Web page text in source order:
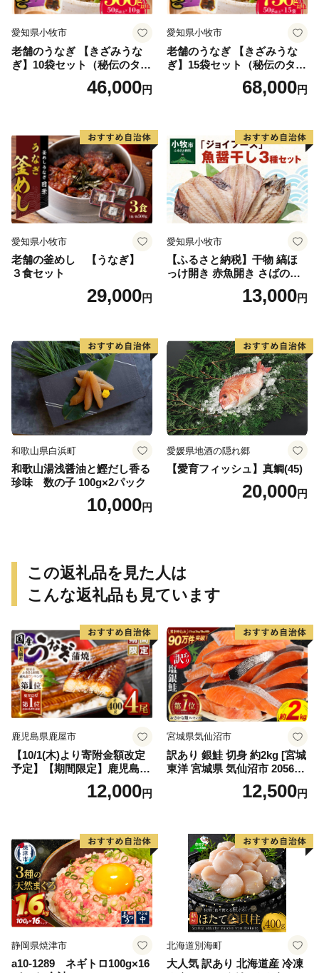
TEL：0563-65-2154
Mail：furusato@city.nishio.lg.jp
愛知県小牧市
老舗のうなぎ 【きざみうな
ぎ】10袋セット（秘伝のタレ
46,000円
愛知県小牧市
老舗のうなぎ 【きざみうな
ぎ】15袋セット（秘伝のタレ
68,000円
愛知県小牧市
老舗の釜めし 【うなぎ】
３食セット
29,000円
愛知県小牧市
【ふるさと納税】干物 縞ほ
っけ開き 赤魚開き さばの開
き 魚醤干し 3種 セット 詰め
合わせ 魚 おかず 肉厚 おいし
取り寄せグルメ 魚醤 ナンプ
ラー 愛知県 小牧市 冷凍 送料
無料
13,000円
和歌山県白浜町
和歌山湯浅醤油と鰹だし香る
珍味 数の子 100g×2パック
10,000円
愛媛県地酒の隠れ郷
【愛育フィッシュ】真鯛(45)
20,000円
この返礼品を見た人は
こんな返礼品も見ています
鹿児島県鹿屋市
【10/1(木)より寄附金額改定
予定】【期間限定】鹿児島県
大隅産うなぎ蒲焼4尾（400
g） KN007-02312,000円
宮城県気仙沼市
訳あり 銀鮭 切身 約2kg [宮城
東洋 宮城県 気仙沼市 205649
91] 鮭 魚介類 海鮮 訳アリ 規
格外 不揃い さけ サケ 鮭切身
切り身 魚 わけあり
12,500円
静岡県焼津市
a10-1289 ネギトロ100g×16
北海道別海町
大人気 訳あり 北海道産 冷凍